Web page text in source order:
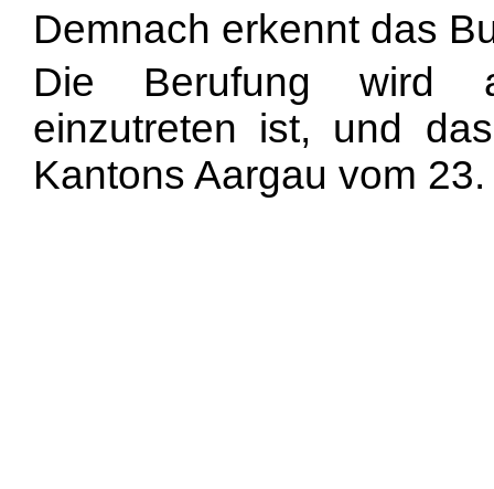
Demnach erkennt das
Die Berufung wird
einzutreten ist, und
Kantons Aargau vom